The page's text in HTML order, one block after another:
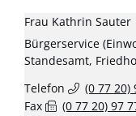
Frau Kathrin Sauter
Bürgerservice
Standesamt,
Telefon
(0 77 20)
Fax
(0 77 20) 97